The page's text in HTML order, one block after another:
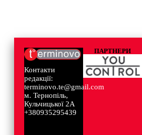
Контакти
редакції:
terminovo.te@gmail.com
м. Тернопіль,
Кульчицької 2А
+380935295439
ПАРТНЕРИ